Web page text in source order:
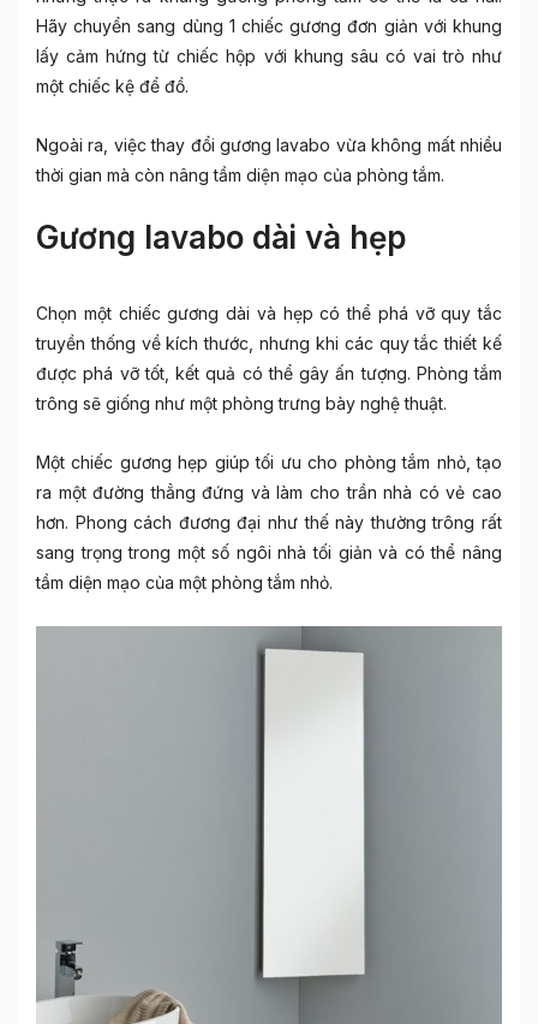
Hãy chuyển sang dùng 1 chiếc gương đơn giản với khung
lấy cảm hứng từ chiếc hộp với khung sâu có vai trò như
một chiếc kệ để đồ.
Ngoài ra, việc thay đổi gương lavabo vừa không mất nhiều
thời gian mà còn nâng tầm diện mạo của phòng tắm.
Gương lavabo dài và hẹp
Chọn một chiếc gương dài và hẹp có thể phá vỡ quy tắc
truyền thống về kích thước, nhưng khi các quy tắc thiết kế
được phá vỡ tốt, kết quả có thể gây ấn tượng. Phòng tắm
trông sẽ giống như một phòng trưng bày nghệ thuật.
Một chiếc gương hẹp giúp tối ưu cho phòng tắm nhỏ, tạo
ra một đường thẳng đứng và làm cho trần nhà có vẻ cao
hơn. Phong cách đương đại như thế này thường trông rất
sang trọng trong một số ngôi nhà tối giản và có thể nâng
tầm diện mạo của một phòng tắm nhỏ.